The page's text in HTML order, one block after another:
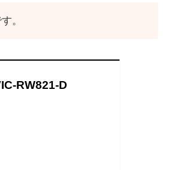
。
RW821-D